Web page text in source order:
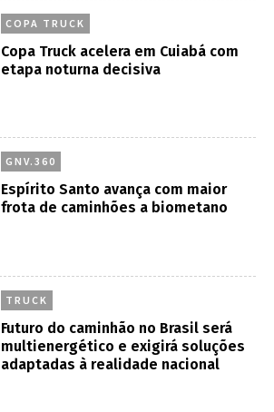
COPA TRUCK
Copa Truck acelera em Cuiabá com
etapa noturna decisiva
GNV.360
Espírito Santo avança com maior
frota de caminhões a biometano
TRUCK
Futuro do caminhão no Brasil será
multienergético e exigirá soluções
adaptadas à realidade nacional